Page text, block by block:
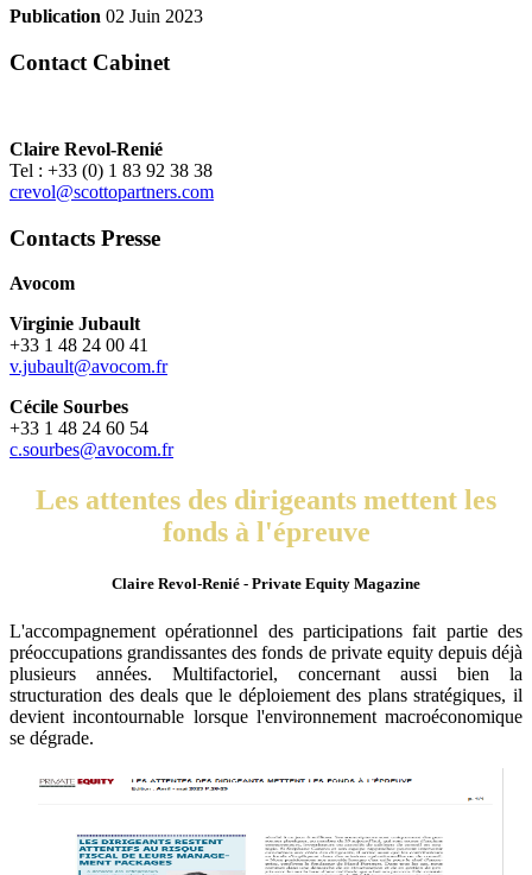
Publication 02 Juin 2023
Contact Cabinet
Claire Revol-Renié
Tel : +33 (0) 1 83 92 38 38
crevol@scottopartners.com
Contacts Presse
Avocom
Virginie Jubault
+33 1 48 24 00 41
v.jubault@avocom.fr
Cécile Sourbes
+33 1 48 24 60 54
c.sourbes@avocom.fr
Les attentes des dirigeants mettent les
fonds à l'épreuve
Claire Revol-Renié - Private Equity Magazine
L'accompagnement opérationnel des participations fait partie des
préoccupations grandissantes des fonds de private equity depuis déjà
plusieurs années. Multifactoriel, concernant aussi bien la
structuration des deals que le déploiement des plans stratégiques, il
devient incontournable lorsque l'environnement macroéconomique
se dégrade.